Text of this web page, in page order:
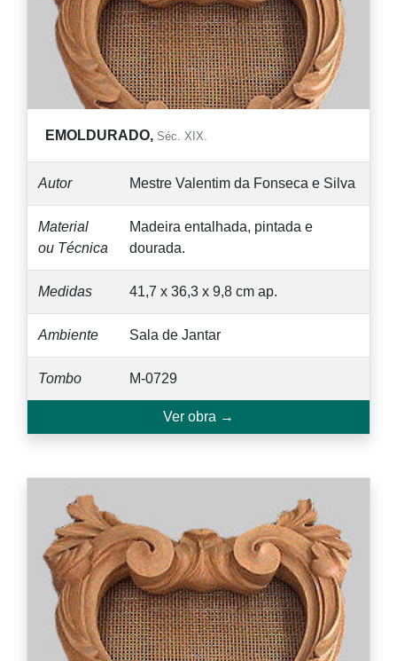
EMOLDURADO, Séc. XIX.
Autor Mestre Valentim da Fonseca e Silva
Material
ou Técnica
Madeira entalhada, pintada e
dourada.
Medidas 41,7 x 36,3 x 9,8 cm ap.
Ambiente Sala de Jantar
Tombo M-0729
Ver obra →